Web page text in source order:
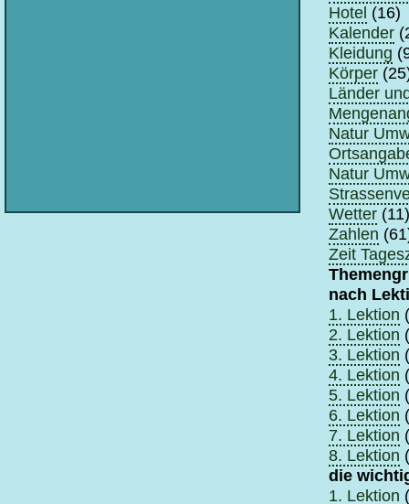
Hotel (16)
Kalender
Kleidung
Körper
Länder
Natur
Natur
Wetter (11)
Zahlen
Zeit
nach
1. Lektion
2. Lektion
3. Lektion
4. Lektion
5. Lektion
6. Lektion
7. Lektion
8. Lektion
die
1. Lektion